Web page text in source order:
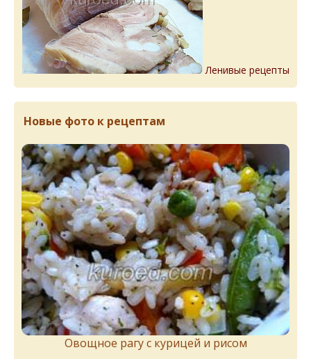
Ленивые рецепты
Новые фото к рецептам
Овощное рагу с курицей и рисом